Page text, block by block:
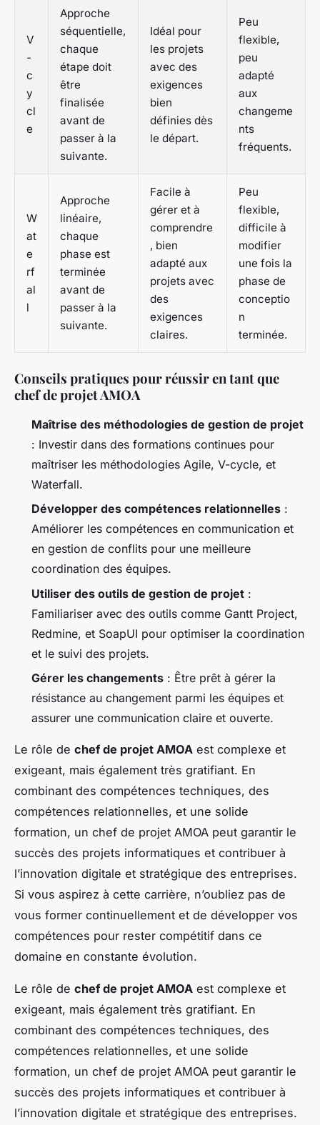
V
-
c
y
cl
e
Approche
séquentielle,
chaque
étape doit
être
finalisée
avant de
passer à la
suivante.
Idéal pour
les projets
avec des
exigences
bien
définies dès
le départ.
Peu
flexible,
peu
adapté
aux
changeme
nts
fréquents.
W
at
e
rf
al
l
Approche
linéaire,
chaque
phase est
terminée
avant de
passer à la
suivante.
Facile à
gérer et à
comprendre
, bien
adapté aux
projets avec
des
exigences
claires.
Peu
flexible,
difficile à
modifier
une fois la
phase de
conceptio
n
terminée.
Conseils pratiques pour réussir en tant que
chef de projet AMOA
Maîtrise des méthodologies de gestion de projet
: Investir dans des formations continues pour
maîtriser les méthodologies Agile, V-cycle, et
Waterfall.
Développer des compétences relationnelles :
Améliorer les compétences en communication et
en gestion de conflits pour une meilleure
coordination des équipes.
Utiliser des outils de gestion de projet :
Familiariser avec des outils comme Gantt Project,
Redmine, et SoapUI pour optimiser la coordination
et le suivi des projets.
Gérer les changements : Être prêt à gérer la
résistance au changement parmi les équipes et
assurer une communication claire et ouverte.
Le rôle de chef de projet AMOA est complexe et
exigeant, mais également très gratifiant. En
combinant des compétences techniques, des
compétences relationnelles, et une solide
formation, un chef de projet AMOA peut garantir le
succès des projets informatiques et contribuer à
l’innovation digitale et stratégique des entreprises.
Si vous aspirez à cette carrière, n’oubliez pas de
vous former continuellement et de développer vos
compétences pour rester compétitif dans ce
domaine en constante évolution.
Le rôle de chef de projet AMOA est complexe et
exigeant, mais également très gratifiant. En
combinant des compétences techniques, des
compétences relationnelles, et une solide
formation, un chef de projet AMOA peut garantir le
succès des projets informatiques et contribuer à
l’innovation digitale et stratégique des entreprises.